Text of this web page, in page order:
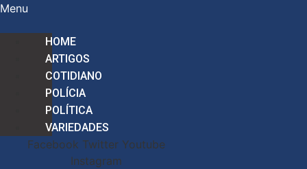
Menu
HOME
ARTIGOS
COTIDIANO
POLÍCIA
POLÍTICA
VARIEDADES
Facebook Twitter Youtube
Instagram